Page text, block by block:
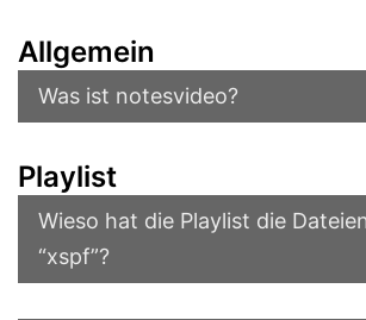
Allgemein
Was ist notesvideo?
Playlist
Wieso hat die Playlist die
“xspf”?